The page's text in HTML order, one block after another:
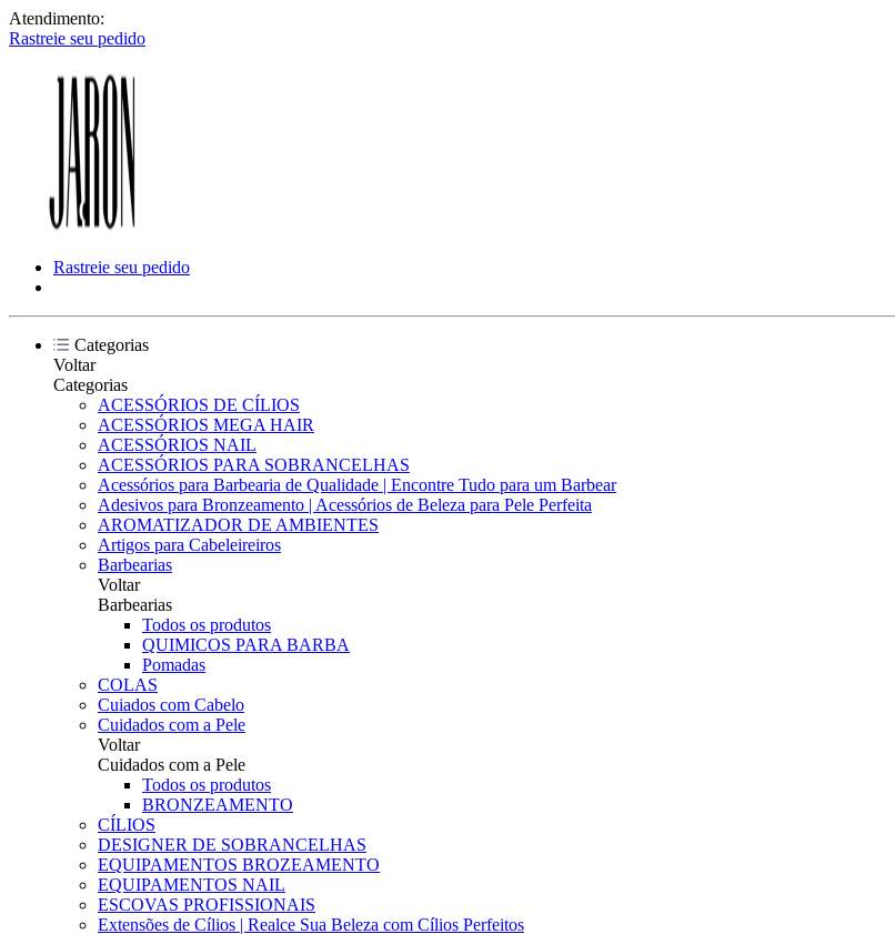
Atendimento:
Rastreie seu pedido
Rastreie seu pedido
Categorias
Voltar
Categorias
ACESSÓRIOS DE CÍLIOS
ACESSÓRIOS MEGA HAIR
ACESSÓRIOS NAIL
ACESSÓRIOS PARA SOBRANCELHAS
Acessórios para Barbearia de Qualidade | Encontre Tudo para um Barbear
Adesivos para Bronzeamento | Acessórios de Beleza para Pele Perfeita
AROMATIZADOR DE AMBIENTES
Artigos para Cabeleireiros
Barbearias
Voltar
Barbearias
Todos os produtos
QUIMICOS PARA BARBA
Pomadas
COLAS
Cuiados com Cabelo
Cuidados com a Pele
Voltar
Cuidados com a Pele
Todos os produtos
BRONZEAMENTO
CÍLIOS
DESIGNER DE SOBRANCELHAS
EQUIPAMENTOS BROZEAMENTO
EQUIPAMENTOS NAIL
ESCOVAS PROFISSIONAIS
Extensões de Cílios | Realce Sua Beleza com Cílios Perfeitos